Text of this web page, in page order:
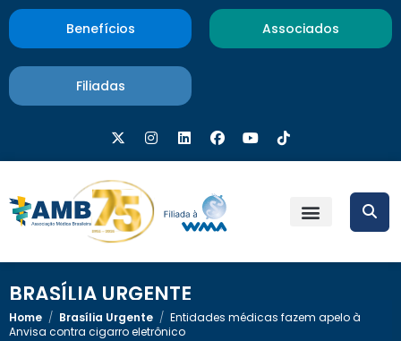
Benefícios Associados
Filiadas
BRASÍLIA URGENTE
Home / Brasília Urgente / Entidades médicas fazem apelo à
Anvisa contra cigarro eletrônico